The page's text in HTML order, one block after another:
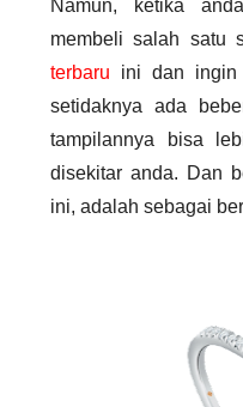
Namun, ketika
membeli salah satu
terbaru
ini dan ingin
setidaknya ada
tampilannya bisa
disekitar anda. Dan
ini, adalah sebagai